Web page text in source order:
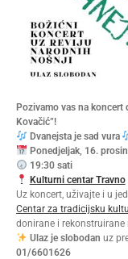
Pozivamo vas na koncert
Kovačić”!
Dvanejsta je sad vura
Ponedjeljak, 16.
19:30 sati
Kulturni centar Travno
Uz koncert, uživajte i u
Centar za tradicijsku
donirane i
Ulaz je slobodan uz
01/6601626